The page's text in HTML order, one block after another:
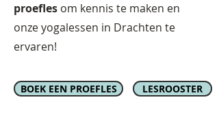
proefles om kennis te maken en
onze yogalessen in Drachten te
ervaren!
BOEK EEN PROEFLES LESROOSTER